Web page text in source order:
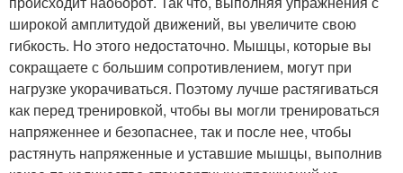
широкой амплитудой движений, вы увеличите свою
гибкость. Но этого недостаточно. Мышцы, которые вы
сокращаете с большим сопротивлением, могут при
нагрузке укорачиваться. Поэтому лучше растягиваться
как перед тренировкой, чтобы вы могли тренироваться
напряженнее и безопаснее, так и после нее, чтобы
растянуть напряженные и уставшие мышцы, выполнив